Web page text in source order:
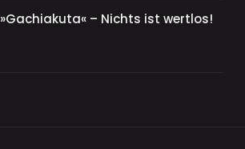
– Nichts ist wertlos!